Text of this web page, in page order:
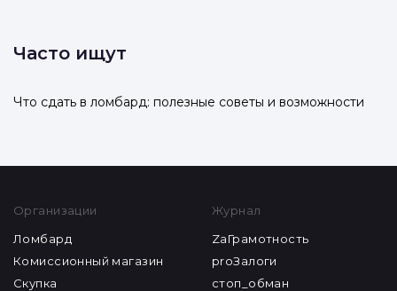
Часто ищут
Что сдать в ломбард: полезные советы и возможности
Организации
Ломбард
Комиссионный магазин
Скупка
Журнал
ZaГрамотность
proЗалоги
стоп_обман